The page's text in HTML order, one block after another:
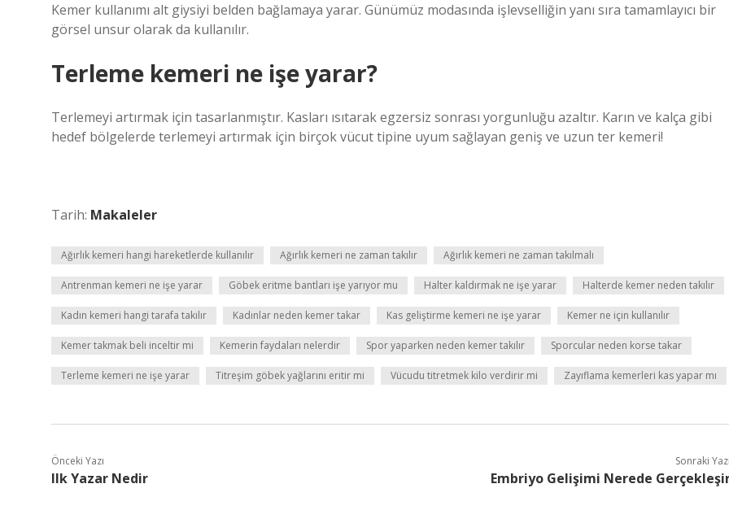
Kemer kullanımı alt giysiyi belden bağlamaya yarar. Günümüz modasında işlevselliğin yanı sıra tamamlayıcı bir
görsel unsur olarak da kullanılır.
Terleme kemeri ne işe yarar?
Terlemeyi artırmak için tasarlanmıştır. Kasları ısıtarak egzersiz sonrası yorgunluğu azaltır. Karın ve kalça gibi
hedef bölgelerde terlemeyi artırmak için birçok vücut tipine uyum sağlayan geniş ve uzun ter kemeri!
Tarih: Makaleler
Ağırlık kemeri hangi hareketlerde kullanılır Ağırlık kemeri ne zaman takılır Ağırlık kemeri ne zaman takılmalı
Antrenman kemeri ne işe yarar Göbek eritme bantları işe yarıyor mu Halter kaldırmak ne işe yarar Halterde kemer neden takılır
Kadın kemeri hangi tarafa takılır Kadınlar neden kemer takar Kas geliştirme kemeri ne işe yarar Kemer ne için kullanılır
Kemer takmak beli inceltir mi Kemerin faydaları nelerdir Spor yaparken neden kemer takılır Sporcular neden korse takar
Terleme kemeri ne işe yarar Titreşim göbek yağlarını eritir mi Vücudu titretmek kilo verdirir mi Zayıflama kemerleri kas yapar mı
Önceki Yazı
Ilk Yazar Nedir
Sonraki Yazı
Embriyo Gelişimi Nerede